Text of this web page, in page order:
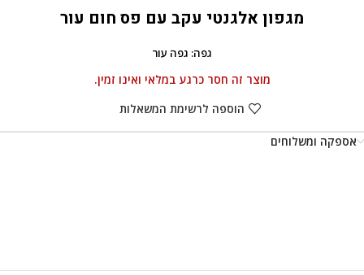
מגפון אלגנטי עקב עם פס חום עור
גפה: גפה עור
מוצר זה חסר כרגע במלאי ואינו זמין.
הוספה לרשימת המשאלות
אספקה ומשלוחים